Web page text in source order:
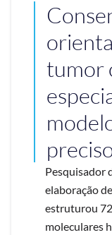
tumor
Pesquisador
elaboração
estruturou
moleculares